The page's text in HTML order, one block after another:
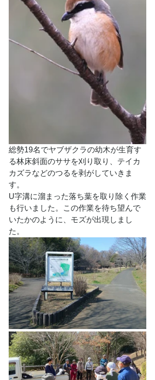
総勢19名でヤブザクラの幼木が生育す
る林床斜面のササを刈り取り、テイカ
カズラなどのつるを剥がしていきま
す。
U字溝に溜まった落ち葉を取り除く作業
も行いました。この作業を待ち望んで
いたかのように、モズが出現しまし
た。